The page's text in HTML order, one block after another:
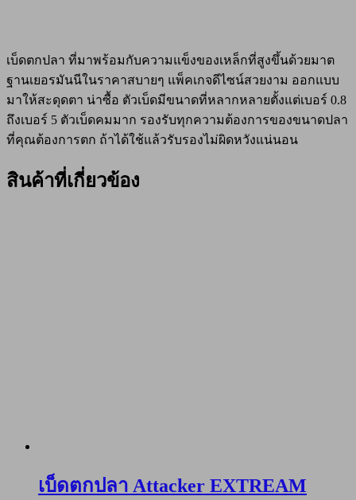
เบ็ดตกปลา ที่มาพร้อมกับความแข็งของเหล็กที่สูงขึ้นด้วยมาต
ฐานเยอรมันนีในราคาสบายๆ แพ็คเกจดีไซน์สวยงาม ออกแบบ
มาให้สะดุดตา น่าซื้อ ตัวเบ็ดมีขนาดที่หลากหลายตั้งแต่เบอร์ 0.8
ถึงเบอร์ 5 ตัวเบ็ดคมมาก รองรับทุกความต้องการของขนาดปลา
ที่คุณต้องการตก ถ้าได้ใช้แล้วรับรองไม่ผิดหวังแน่นอน
สินค้าที่เกี่ยวข้อง
เบ็ดตกปลา Attacker EXTREAM